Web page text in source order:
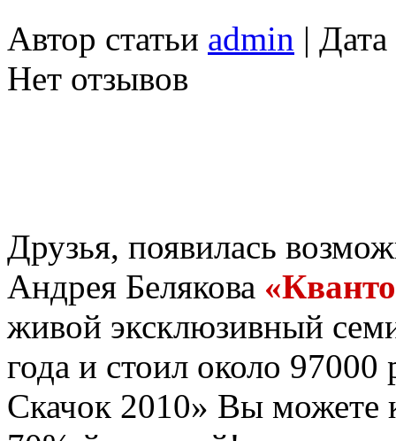
Автор статьи admin |
Нет отзывов
Друзья, появилась
Андрея Белякова
живой эксклюзивный
года и стоил около
Скачок 2010» Вы можете